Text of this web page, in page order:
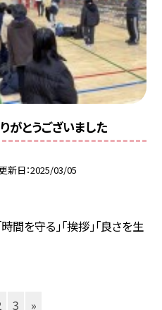
とうございました
新日 2025/03/05
間を守る」「挨拶」「良さを生
3 »